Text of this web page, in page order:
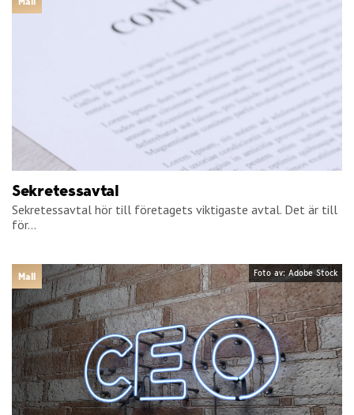
Sekretessavtal
Sekretessavtal hör till företagets viktigaste avtal. Det är till
för...
Mall Foto av: Adobe Stock